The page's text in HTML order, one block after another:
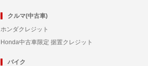
クルマ(中古車)
ホンダクレジット
Honda中古車限定 据置クレジット
バイク